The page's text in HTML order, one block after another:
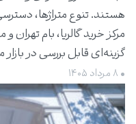
هستند. تنوع متراژها،
مرکز خرید گالریا، بام
گزینه‌ای قابل بررسی در
• ۸ مرداد ۱۴۰۵